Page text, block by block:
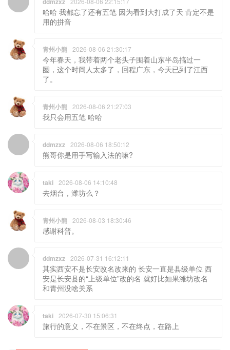
哈哈 我都忘了还有五笔 因为看到大打成了天 肯定不是
用的拼音
青州小熊 2026-08-06 21:30:17
今年春天，我带着两个老头子围着山东半岛搞过一
圈，这个时间人太多了，回程广东，今天已到了江西
了。
青州小熊 2026-08-06 21:27:03
我只会用五笔 哈哈
ddmzxz 2026-08-06 18:50:12
熊哥你是用手写输入法的嘛?
taki 2026-08-06 14:10:48
去烟台，潍坊么？
青州小熊 2026-08-03 18:30:46
感谢科普。
ddmzxz 2026-07-31 16:12:11
其实西安不是长安改名改来的 长安一直是县级单位 西
安是长安县的“上级单位”改的名 就好比如果潍坊改名
和青州没啥关系
taki 2026-07-30 15:06:31
旅行的意义，不在景区，不在终点，在路上